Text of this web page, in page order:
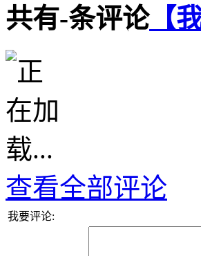
共有-条评论【
查看全部评论
我要评论: